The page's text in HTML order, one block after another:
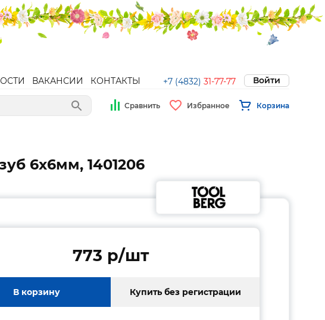
ВАКАНСИИ КОНТАКТЫ +7 (4832) 31-77-77 Войти
Сравнить Избранное Корзина
6х6мм, 1401206
773 p/шт
В корзину Купить без регистрации